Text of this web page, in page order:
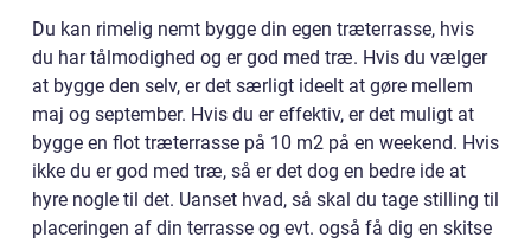
Du kan rimelig nemt bygge din egen træterrasse, hvis
du har tålmodighed og er god med træ. Hvis du vælger
at bygge den selv, er det særligt ideelt at gøre mellem
maj og september. Hvis du er effektiv, er det muligt at
bygge en flot træterrasse på 10 m2 på en weekend. Hvis
ikke du er god med træ, så er det dog en bedre ide at
hyre nogle til det. Uanset hvad, så skal du tage stilling til
placeringen af din terrasse og evt. også få dig en skitse